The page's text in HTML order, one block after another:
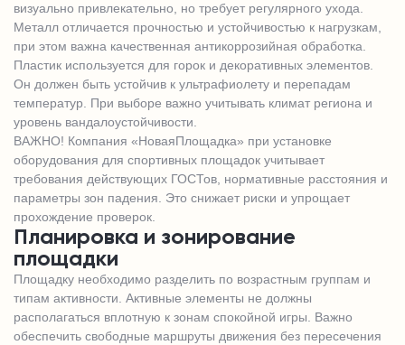
визуально привлекательно, но требует регулярного ухода.
Металл отличается прочностью и устойчивостью к нагрузкам,
при этом важна качественная антикоррозийная обработка.
Пластик используется для горок и декоративных элементов.
Он должен быть устойчив к ультрафиолету и перепадам
температур. При выборе важно учитывать климат региона и
уровень вандалоустойчивости.
ВАЖНО! Компания «НоваяПлощадка» при установке
оборудования для спортивных площадок учитывает
требования действующих ГОСТов, нормативные расстояния и
параметры зон падения. Это снижает риски и упрощает
прохождение проверок.
Планировка и зонирование
площадки
Площадку необходимо разделить по возрастным группам и
типам активности. Активные элементы не должны
располагаться вплотную к зонам спокойной игры. Важно
обеспечить свободные маршруты движения без пересечения